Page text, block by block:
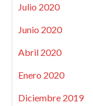
Julio 2020
Junio 2020
Abril 2020
Enero 2020
Diciembre 2019